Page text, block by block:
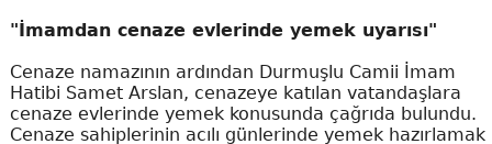
"İmamdan cenaze evlerinde yemek uyarısı"
Cenaze namazının ardından Durmuşlu Camii İmam
Hatibi Samet Arslan, cenazeye katılan vatandaşlara
cenaze evlerinde yemek konusunda çağrıda bulundu.
Cenaze sahiplerinin acılı günlerinde yemek hazırlamak